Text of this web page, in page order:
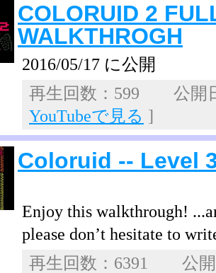
COLORUID 2
WALKTHROGH
2016/05/17 に公開
再生回数：599 公開
YouTubeで見る ]
Coloruid -- Level
Enjoy this walkthrough!
please don’t hesitate to
再生回数：6391 公